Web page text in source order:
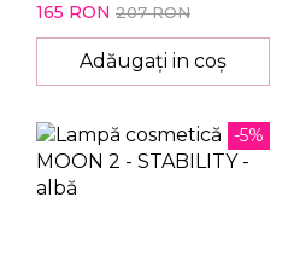
165 RON 207 RON
Adăugați in coș
-5%